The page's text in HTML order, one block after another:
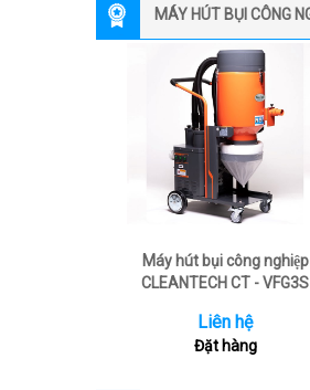
MÁY HÚT BỤI CÔNG
Máy hút bụi công nghiệp
CLEANTECH CT - VFG3S
Liên hệ
Đặt hàng